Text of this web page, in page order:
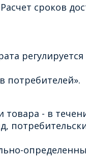
сроков
потребителей».
товара - в